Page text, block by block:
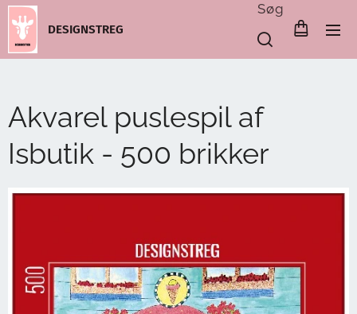
DESIGNSTREG
Søg
Akvarel puslespil af
Isbutik - 500 brikker